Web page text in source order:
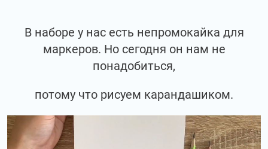
В наборе у нас есть непромокайка для
маркеров. Но сегодня он нам не
понадобиться,
потому что рисуем карандашиком.